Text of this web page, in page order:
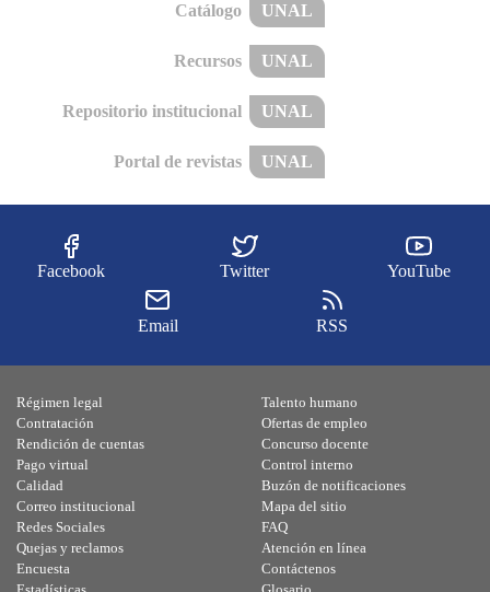
Catálogo UNAL
Recursos UNAL
Repositorio institucional UNAL
Portal de revistas UNAL
Facebook Twitter YouTube
Email RSS
Régimen legal
Contratación
Rendición de cuentas
Pago virtual
Calidad
Talento humano
Ofertas de empleo
Concurso docente
Control interno
Buzón de notificaciones
Correo institucional
Redes Sociales
Quejas y reclamos
Encuesta
Mapa del sitio
FAQ
Atención en línea
Contáctenos